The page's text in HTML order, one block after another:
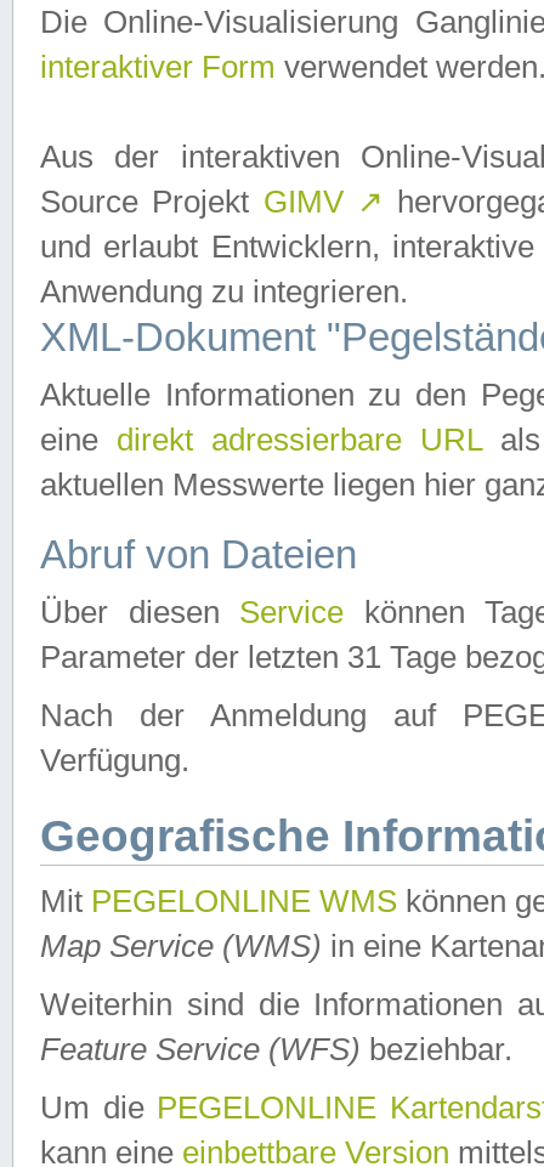
Die Online-Visualisierung
interaktiver Form verwendet
Aus der interaktiven Online-
Source Projekt GIMV ↗
und erlaubt Entwicklern,
Anwendung zu integrieren.
XML-Dokument
Aktuelle Informationen zu den
eine direkt adressierbare URLals
aktuellen Messwerte liegen hier
Abruf von Dateien
Über diesen Service können
Parameter der letzten 31 Tage
Nach der Anmeldung auf
Verfügung.
Geografische
Mit PEGELONLINE WMS können
Map Service (WMS) in eine
Weiterhin sind die Informationen
Feature Service (WFS) beziehbar.
Um die PEGELONLINE
kann eine einbettbare Version